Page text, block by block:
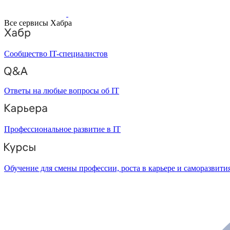
Все сервисы Хабра
Сообщество IT-специалистов
Ответы на любые вопросы об IT
Профессиональное развитие в IT
Обучение для смены профессии, роста в карьере и